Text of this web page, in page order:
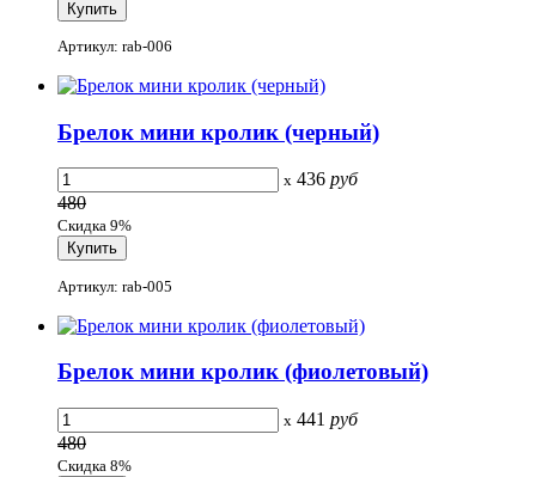
Артикул: rab-006
Брелок мини кролик (черный)
x 436 руб
480
Скидка 9%
Артикул: rab-005
Брелок мини кролик (фиолетовый)
x 441 руб
480
Скидка 8%